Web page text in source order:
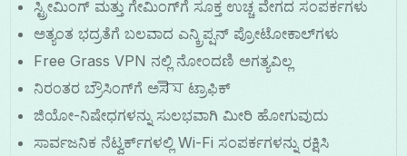
ಸ್ಟ್ರೀಮಿಂಗ್ ಮತ್ತು ಗೇಮಿಂಗ್‌ಗೆ ಸೂಕ್ತ ಉಚ್ಚ ವೇಗದ ಸಂಪರ್ಕಗಳು
ಅತ್ಯಂತ ಭದ್ರತೆಗೆ ಬಲವಾದ ಎನ್ಕ್ರಿಪ್ಷನ್ ಪ್ರೋಟೋಕಾಲ್‌ಗಳು
Free Grass VPN ನಲ್ಲಿ ನೋಂದಣಿ ಅಗತ್ಯವಿಲ್ಲ
ನಿರಂತರ ಬ್ರೌಸಿಂಗ್‌ಗೆ ಅಸীম ಟ್ರಾಫಿಕ್
ಜಿಯೋ-ನಿಷೇಧಗಳನ್ನು ಸುಲಭವಾಗಿ ಮೀರಿ ಹೋಗುವುದು
ಸಾರ್ವಜನಿಕ ನೆಟ್ವರ್ಕ್‌ಗಳಲ್ಲಿ Wi-Fi ಸಂಪರ್ಕಗಳನ್ನು ರಕ್ಷಿಸಿ